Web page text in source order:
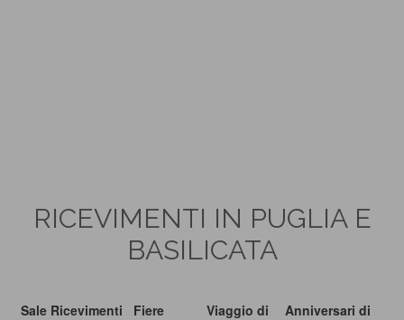
RICEVIMENTI IN PUGLIA E
BASILICATA
Sale Ricevimenti Fiere Viaggio di Anniversari di